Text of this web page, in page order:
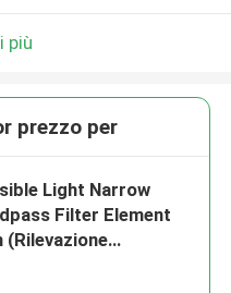
più
prezzo per
Light Narrow
Filter Element
(Rilevazione